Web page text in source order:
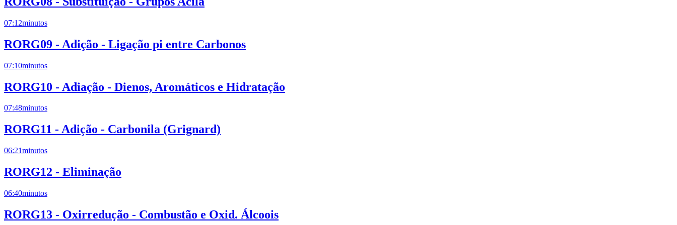
07:12minutos
RORG09 - Adição - Ligação pi entre Carbonos
07:10minutos
RORG10 - Adiação - Dienos, Aromáticos e Hidratação
07:48minutos
RORG11 - Adição - Carbonila (Grignard)
06:21minutos
RORG12 - Eliminação
06:40minutos
RORG13 - Oxirredução - Combustão e Oxid. Álcoois